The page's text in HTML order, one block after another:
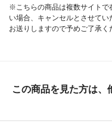
※こちらの商品は複数サイトで
い場合、キャンセルとさせて
お送りしますので予めご了承く
この商品を見た方は、